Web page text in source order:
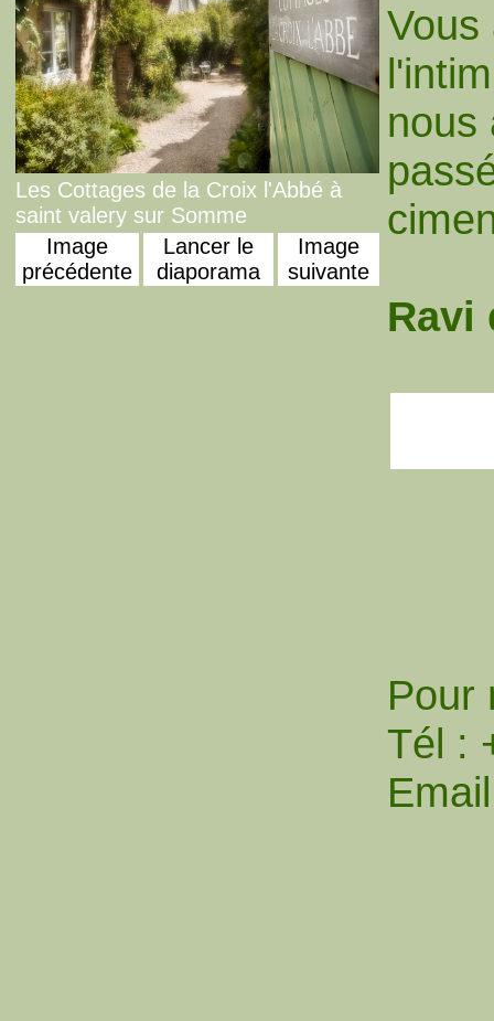
Les Cottages de la Croix l'Abbé à
saint valery sur Somme
Image
précédente
Lancer le
diaporama
Image
suivante
Vous
nous
Ravi
Pour
Tél :